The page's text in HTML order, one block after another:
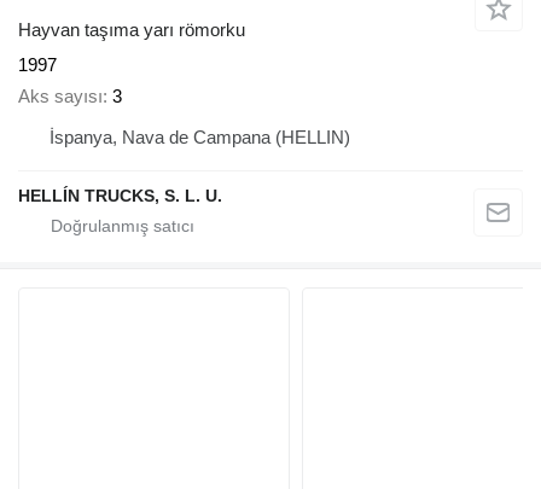
Hayvan taşıma yarı römorku
1997
Aks sayısı 3
İspanya, Nava de Campana (HELLIN)
HELLÍN TRUCKS, S. L. U.